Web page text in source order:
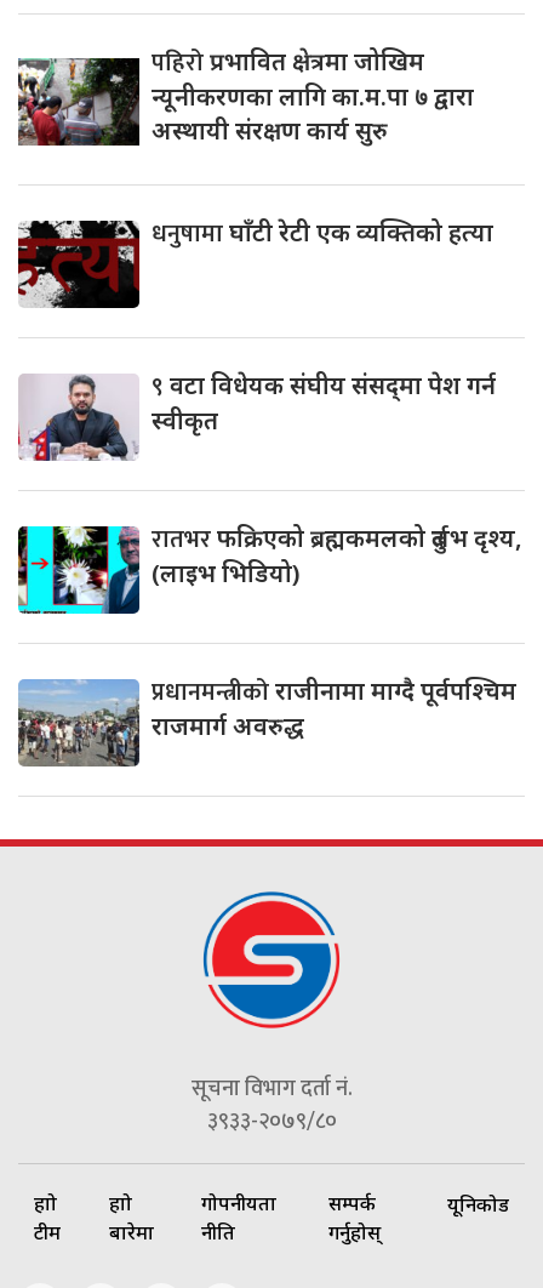
पहिरोप्रभावित क्षेत्रमा जोखिम
न्यूनीकरणका लागि का.म.पा ७ द्वारा
अस्थायी संरक्षण कार्य सुरु
धनुषामाघाँटी रेटी एक व्यक्तिको हत्या
९ वटा विधेयक संघीय संसद्‌मा पेश गर्न
स्वीकृत
रातभरफक्रिएको ब्रह्मकमलको दुर्लभ दृश्य,
(लाइभ भिडियो)
प्रधानमन्त्रीकोराजीनामा माग्दै पूर्वपश्चिम
राजमार्ग अवरुद्ध
सूचना विभाग दर्ता नं.
३९३३-२०७९/८०
हाम्रो
टीम
हाम्रो
बारेमा
गोपनीयता
नीति
सम्पर्क
गर्नुहोस्
यूनिकोड